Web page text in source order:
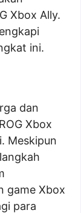
Xbox Ally.
ini.
dan
Xbox
Meskipun
game Xbox
para